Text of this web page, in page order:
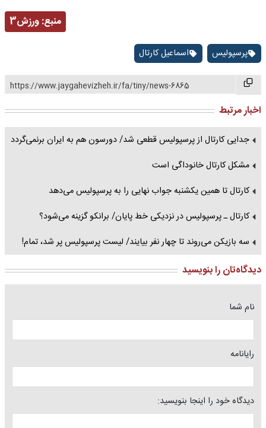
منبع:ورزش3
پرسپولیس اسماعیل کارتال
https://www.jaygahevizheh.ir/fa/tiny/news-6865
اخبار مرتبط
جدایی کارتال از پرسپولیس قطعی شد/ دورسون هم به ایران برنمی‌گردد
مشکل کارتال خانوداگی است
کارتال تا همین یکشنبه جواب نهایی را به پرسپولیس می‌دهد
کارتال ـ پرسپولیس در نزدیکی خط پایان/ برانکو گزینه می‌شود؟
سه بازیکن می‌روند تا چهار نفر بیایند/ لیست پرسپولیس پر شد، تمام!
دیدگاه‌تان را بنویسید
نام شما
رایانامه
دیدگاه خود را اینجا بنویسید: